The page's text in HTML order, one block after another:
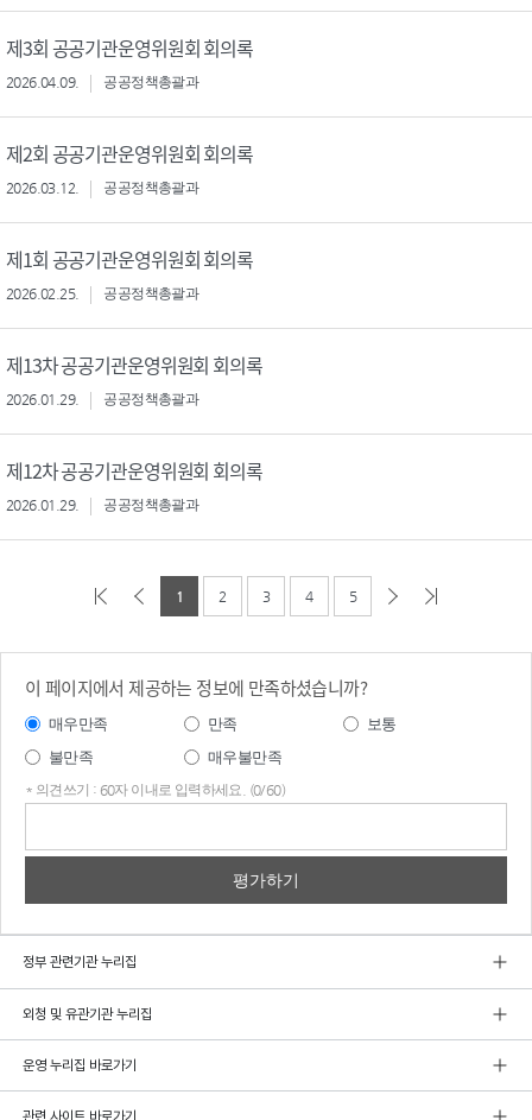
제3회 공공기관운영위원회 회의록
2026.04.09. 공공정책총괄과
제2회 공공기관운영위원회 회의록
2026.03.12. 공공정책총괄과
제1회 공공기관운영위원회 회의록
2026.02.25. 공공정책총괄과
제13차 공공기관운영위원회 회의록
2026.01.29. 공공정책총괄과
제12차 공공기관운영위원회 회의록
2026.01.29. 공공정책총괄과
1 2 3 4 5
이 페이지에서 제공하는 정보에 만족하셨습니까?
매우만족 만족
보통
불만족
매우불만족
* 의견쓰기 : 60자 이내로 입력하세요. (0/60)
정부 관련기관 누리집
외청 및 유관기관 누리집
운영 누리집 바로가기
관련 사이트 바로가기